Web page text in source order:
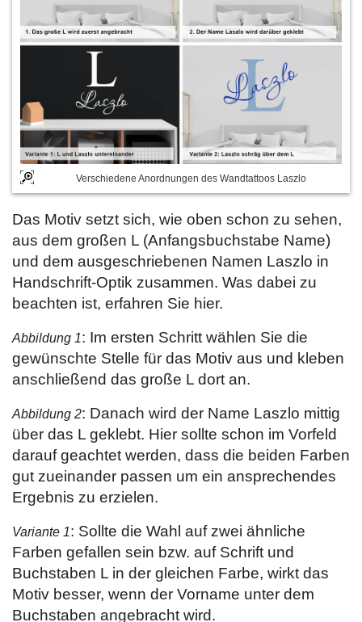
Verschiedene Anordnungen des Wandtattoos Laszlo
Das Motiv setzt sich, wie oben schon zu sehen,
aus dem großen L (Anfangsbuchstabe Name)
und dem ausgeschriebenen Namen Laszlo in
Handschrift-Optik zusammen. Was dabei zu
beachten ist, erfahren Sie hier.
Abbildung 1: Im ersten Schritt wählen Sie die
gewünschte Stelle für das Motiv aus und kleben
anschließend das große L dort an.
Abbildung 2: Danach wird der Name Laszlo mittig
über das L geklebt. Hier sollte schon im Vorfeld
darauf geachtet werden, dass die beiden Farben
gut zueinander passen um ein ansprechendes
Ergebnis zu erzielen.
Variante 1: Sollte die Wahl auf zwei ähnliche
Farben gefallen sein bzw. auf Schrift und
Buchstaben L in der gleichen Farbe, wirkt das
Motiv besser, wenn der Vorname unter dem
Buchstaben angebracht wird.